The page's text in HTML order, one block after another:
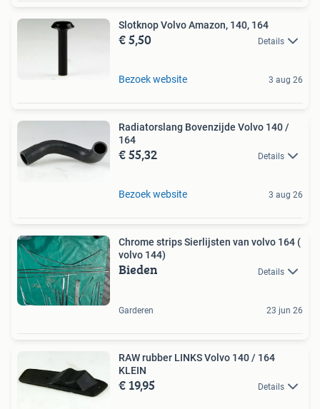
Slotknop Volvo Amazon, 140, 164
€ 5,50 Details
Bezoek website 3 aug 26
Radiatorslang Bovenzijde Volvo 140 /
164
€ 55,32 Details
Bezoek website 3 aug 26
Chrome strips Sierlijsten van volvo 164 (
volvo 144)
Bieden Details
Garderen 23 jun 26
RAW rubber LINKS Volvo 140 / 164
KLEIN
€ 19,95 Details